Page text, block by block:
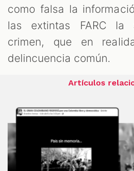
como falsa la
las extintas FARC la
crimen, que en
delincuencia común.
Artículos